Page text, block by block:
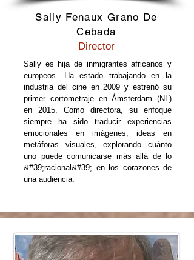
Sally Fenaux Grano De
Cebada
Director
Sally es hija de inmigrantes africanos y
europeos. Ha estado trabajando en la
industria del cine en 2009 y estrenó su
primer cortometraje en Ámsterdam (NL)
en 2015. Como directora, su enfoque
siempre ha sido traducir experiencias
emocionales en imágenes, ideas en
metáforas visuales, explorando cuánto
uno puede comunicarse más allá de lo
&#39;racional&#39; en los corazones de
una audiencia.